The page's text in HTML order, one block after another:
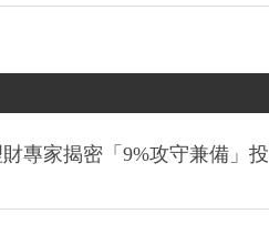
專家揭密「9%攻守兼備」投